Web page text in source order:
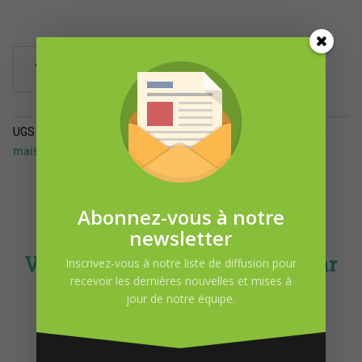
Bord
de
Ajouter au panier
UGS : Catégories : Ensembles cadeaux ,Produits pour la
maison
Vous pourriez-être intéressé par
Abonnez-vous à notre
newsletter
Inscrivez-vous à notre liste de diffusion pour
recevoir les dernières nouvelles et mises à
jour de notre équipe.